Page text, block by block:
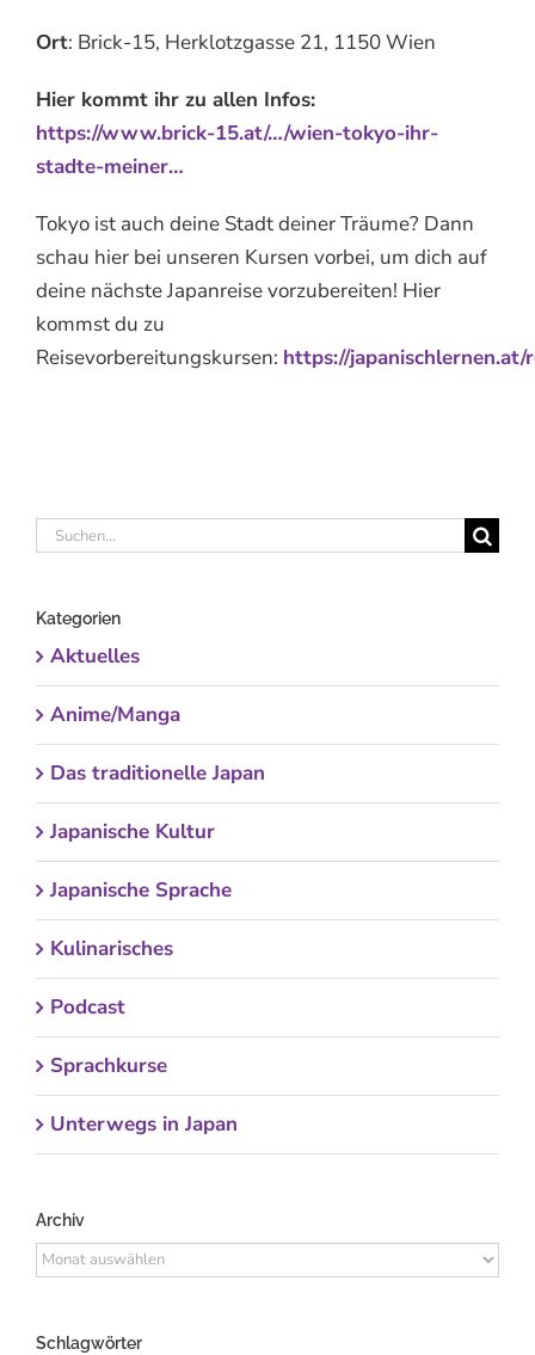
Ort: Brick-15, Herklotzgasse 21, 1150 Wien
Hier kommt ihr zu allen Infos:
https://www.brick-15.at/…/wien-tokyo-ihr-
stadte-meiner…
Tokyo ist auch deine Stadt deiner Träume? Dann
schau hier bei unseren Kursen vorbei, um dich auf
deine nächste Japanreise vorzubereiten! Hier
kommst du zu
Reisevorbereitungskursen: https://
Suche
Kategorien
Aktuelles
Anime/Manga
Das traditionelle Japan
Japanische Kultur
Japanische Sprache
Kulinarisches
Podcast
Sprachkurse
Unterwegs in Japan
Archiv
Archiv
Schlagwörter